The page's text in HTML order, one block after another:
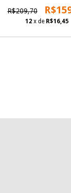
R$209,70
12 x de R$16,45